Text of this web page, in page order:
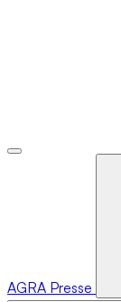
AGRA Presse